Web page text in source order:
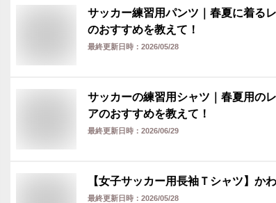
サッカー練習用パンツ｜春夏に着る
のおすすめを教えて！
最終更新日時： 2026/05/28
サッカーの練習用シャツ｜春夏用の
アのおすすめを教えて！
最終更新日時： 2026/06/29
【女子サッカー用長袖Ｔシャツ】か
最終更新日時： 2026/05/28